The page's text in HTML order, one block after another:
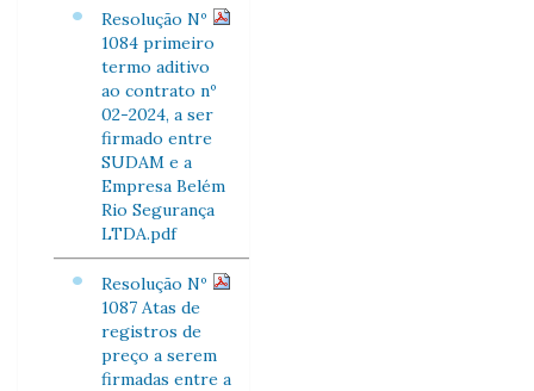
Resolução Nº
1084 primeiro
termo aditivo
ao contrato nº
02-2024, a ser
firmado entre
SUDAM e a
Empresa Belém
Rio Segurança
LTDA.pdf
Resolução Nº
1087 Atas de
registros de
preço a serem
firmadas entre a